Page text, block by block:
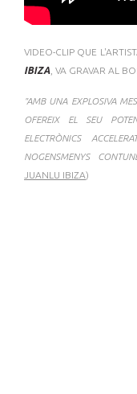
VIDEO-CLIP QUE
IBIZA , VA GRAVAR AL
"AMB UNA EXPLOSIVA
OFEREIX EL SEU
ELECTRÒNICS
NOGENSMENYS
JUANLU IBIZA)